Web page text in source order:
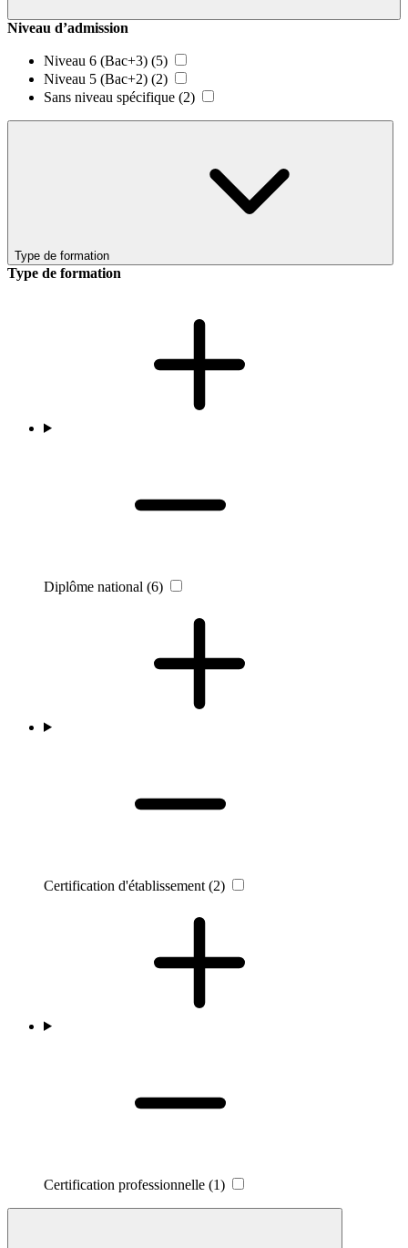
Niveau d’admission
Niveau 6 (Bac+3) (5)
Niveau 5 (Bac+2) (2)
Sans niveau spécifique (2)
Type de formation
Type de formation
Diplôme national (6)
Certification d'établissement (2)
Certification professionnelle (1)